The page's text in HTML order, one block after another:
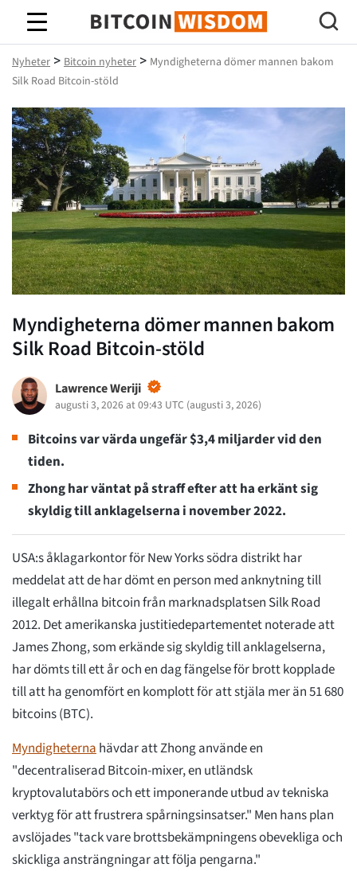
Bitcoin Wisdom
Nyheter > Bitcoin nyheter > Myndigheterna dömer mannen bakom
Silk Road Bitcoin-stöld
Myndigheterna dömer mannen bakom
Silk Road Bitcoin-stöld
Lawrence Weriji
augusti 3, 2026 at 09:43 UTC (augusti 3, 2026)
Bitcoins var värda ungefär $3,4 miljarder vid den
tiden.
Zhong har väntat på straff efter att ha erkänt sig
skyldig till anklagelserna i november 2022.
USA:s åklagarkontor för New Yorks södra distrikt har
meddelat att de har dömt en person med anknytning till
illegalt erhållna bitcoin från marknadsplatsen Silk Road
2012. Det amerikanska justitiedepartementet noterade att
James Zhong, som erkände sig skyldig till anklagelserna,
har dömts till ett år och en dag fängelse för brott kopplade
till att ha genomfört en komplott för att stjäla mer än 51 680
bitcoins (BTC).
Myndigheternahävdar att Zhong använde en
"decentraliserad Bitcoin-mixer, en utländsk
kryptovalutabörs och ett imponerande utbud av tekniska
verktyg för att frustrera spårningsinsatser." Men hans plan
avslöjades "tack vare brottsbekämpningens obevekliga och
skickliga ansträngningar att följa pengarna."